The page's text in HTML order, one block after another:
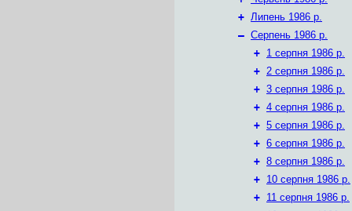
+ Липень 1986 р.
– Серпень 1986 р.
+ 1 серпня 1986 р.
+ 2 серпня 1986 р.
+ 3 серпня 1986 р.
+ 4 серпня 1986 р.
+ 5 серпня 1986 р.
+ 6 серпня 1986 р.
+ 8 серпня 1986 р.
+ 10 серпня 1986 р.
+ 11 серпня 1986 р.